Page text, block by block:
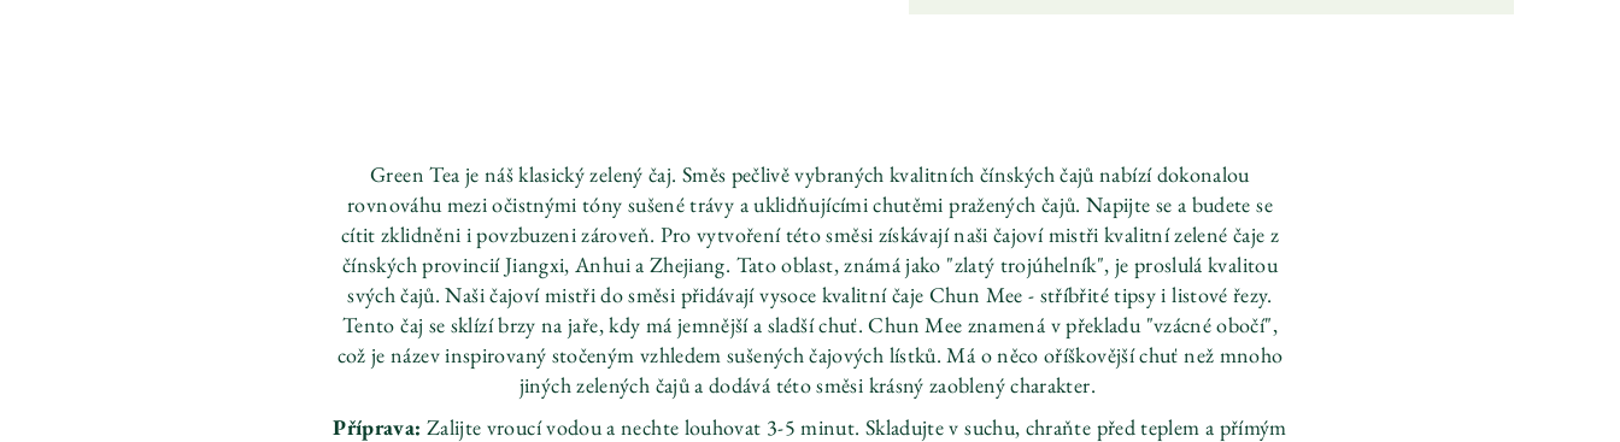
Green Tea je náš klasický zelený čaj. Směs pečlivě vybraných kvalitních čínských čajů nabízí dokonalou
rovnováhu mezi očistnými tóny sušené trávy a uklidňujícími chutěmi pražených čajů. Napijte se a budete se
cítit zklidněni i povzbuzeni zároveň. Pro vytvoření této směsi získávají naši čajoví mistři kvalitní zelené čaje z
čínských provincií Jiangxi, Anhui a Zhejiang. Tato oblast, známá jako "zlatý trojúhelník", je proslulá kvalitou
svých čajů. Naši čajoví mistři do směsi přidávají vysoce kvalitní čaje Chun Mee - stříbřité tipsy i listové řezy.
Tento čaj se sklízí brzy na jaře, kdy má jemnější a sladší chuť. Chun Mee znamená v překladu "vzácné obočí",
což je název inspirovaný stočeným vzhledem sušených čajových lístků. Má o něco oříškovější chuť než mnoho
jiných zelených čajů a dodává této směsi krásný zaoblený charakter.
Příprava: Zalijte vroucí vodou a nechte louhovat 3-5 minut. Skladujte v suchu, chraňte před teplem a přímým